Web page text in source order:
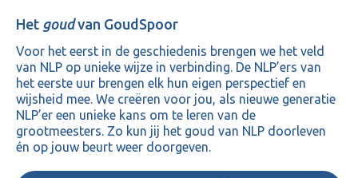
Het goudvan GoudSpoor
Voor het eerst in de geschiedenis brengen we het veld
van NLP op unieke wijze in verbinding. De NLP’ers van
het eerste uur brengen elk hun eigen perspectief en
wijsheid mee. We creëren voor jou, als nieuwe generatie
NLP’er een unieke kans om te leren van de
grootmeesters. Zo kun jij het goud van NLP doorleven
én op jouw beurt weer doorgeven.